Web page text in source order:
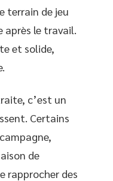
terrain de jeu
après le travail.
et solide,
c’est un
Certains
de
rapprocher des